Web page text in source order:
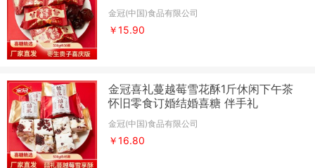
金冠(中国)食品有限公司
￥15.90
金冠喜礼蔓越莓雪花酥1斤休闲下午茶
怀旧零食订婚结婚喜糖 伴手礼
金冠(中国)食品有限公司
￥16.80